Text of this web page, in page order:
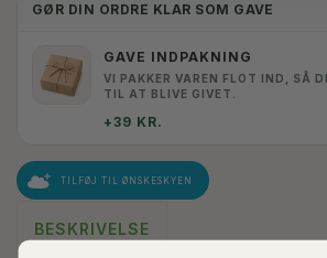
GØR DIN ORDRE KLAR SOM GAVE
GAVE INDPAKNING
VI PAKKER VAREN FLOT IND, SÅ
TIL AT BLIVE GIVET.
+39 KR.
TILFØJ TIL ØNSKESKYEN
BESKRIVELSE